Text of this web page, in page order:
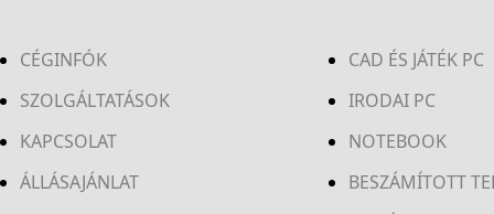
CÉGINFÓK
SZOLGÁLTATÁSOK
KAPCSOLAT
ÁLLÁSAJÁNLAT
CAD ÉS JÁTÉK PC
IRODAI PC
NOTEBOOK
BESZÁMÍTOTT